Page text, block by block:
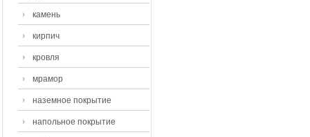
камень
кирпич
кровля
мрамор
наземное покрытие
напольное покрытие